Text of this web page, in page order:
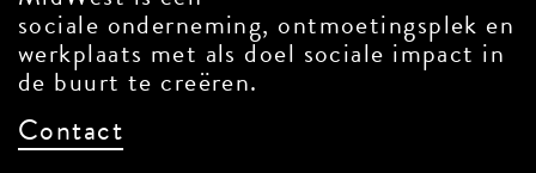
sociale onderneming, ontmoetingsplek
en werkplaats met als doel sociale
impact in de buurt te creëren.
Contact